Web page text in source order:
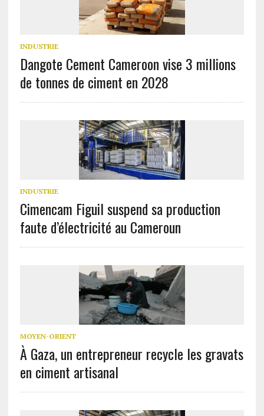
INDUSTRIE
Dangote Cement Cameroon vise 3 millions
de tonnes de ciment en 2028
INDUSTRIE
Cimencam Figuil suspend sa production
faute d’électricité au Cameroun
MOYEN-ORIENT
À Gaza, un entrepreneur recycle les gravats
en ciment artisanal